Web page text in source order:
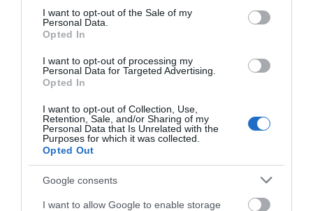
consent section.
I want to opt-out of the Sale of my
Personal Data.
Opted In
I want to opt-out of processing my
Personal Data for Targeted Advertising.
Opted In
I want to opt-out of Collection, Use,
Retention, Sale, and/or Sharing of my
Personal Data that Is Unrelated with the
Purposes for which it was collected.
Opted Out
Google consents
I want to allow Google to enable storage